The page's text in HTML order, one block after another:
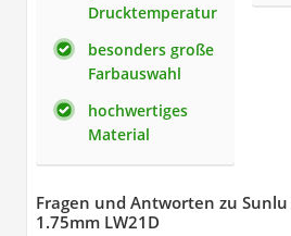
Drucktemperatur
besonders große
Farbauswahl
hochwertiges
Material
Fragen und Antworten zu
1.75mm LW21D